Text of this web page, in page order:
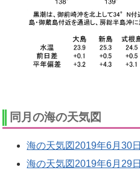
同月の海の天気図
海の天気図2019年6月30日
海の天気図2019年6月29日